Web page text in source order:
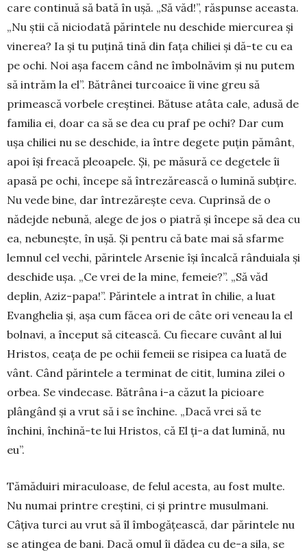
care continuă să bată în ușă. „Să văd!”, răspunse aceasta.
„Nu știi că niciodată părintele nu deschide miercurea și
vinerea? Ia și tu puțină tină din fața chiliei și dă-te cu ea
pe ochi. Noi așa facem când ne îmbolnăvim și nu putem
să in­trăm la el”. Bătrânei turcoaice îi vine greu să
primească vor­bele creștinei. Bătuse atâta cale, adusă de
familia ei, doar ca să se dea cu praf pe ochi? Dar cum
ușa chiliei nu se deschide, ia între degete puțin pământ,
apoi își freacă pleoa­pele. Și, pe măsură ce degetele îi
apasă pe ochi, începe să întrezărească o lumină subțire.
Nu vede bine, dar întrezărește ceva. Cuprinsă de o
nădejde nebună, alege de jos o piatră și începe să dea cu
ea, nebunește, în ușă. Și pentru că bate mai să sfarme
lemnul cel vechi, părintele Arsenie își încalcă rânduiala și
deschide ușa. „Ce vrei de la mine, femeie?”. „Să văd
deplin, Aziz-papa!”. Părintele a intrat în chilie, a luat
Evanghelia și, așa cum făcea ori de câte ori veneau la el
bolnavi, a început să citească. Cu fiecare cuvânt al lui
Hristos, ceața de pe ochii femeii se risipea ca lua­tă de
vânt. Când părintele a terminat de citit, lu­mina zilei o
orbea. Se vindecase. Bătrâna i-a că­zut la picioare
plângând și a vrut să i se închine. „Dacă vrei să te
închini, închină-te lui Hristos, că El ți-a dat lumină, nu
eu”.
Tămăduiri miraculoase, de felul acesta, au fost multe.
Nu numai printre creștini, ci și printre musulmani.
Câțiva turci au vrut să îl îmbogă­țească, dar părintele nu
se atingea de bani. Dacă omul îi dădea cu de-a sila, se